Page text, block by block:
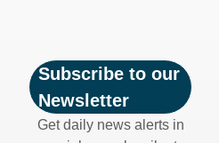
Subscribe to our
Newsletter
Get daily news alerts in